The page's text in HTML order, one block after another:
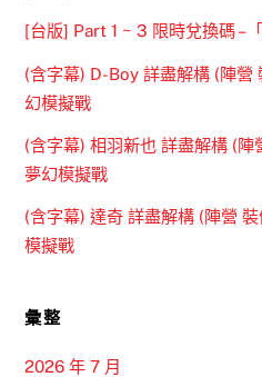
[台版] Part 1 ~ 3 限時兌換碼 –
(含字幕) D-Boy 詳盡解構 (陣營
幻模擬戰
(含字幕) 相羽新也 詳盡解構 (陣
夢幻模擬戰
(含字幕) 達奇 詳盡解構 (陣營
模擬戰
彙整
2026 年 7 月